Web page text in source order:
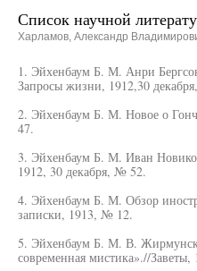
Список научной
Харламов, Александр
1. Эйхенбаум Б. М. Анри
Запросы жизни, 1912,30
2. Эйхенбаум Б. М. Новое о
47.
3. Эйхенбаум Б. М. Иван
1912, 30 декабря, № 52.
4. Эйхенбаум Б. М. Обзор
записки, 1913, № 12.
5. Эйхенбаум Б. М. В.
современная мистика».//